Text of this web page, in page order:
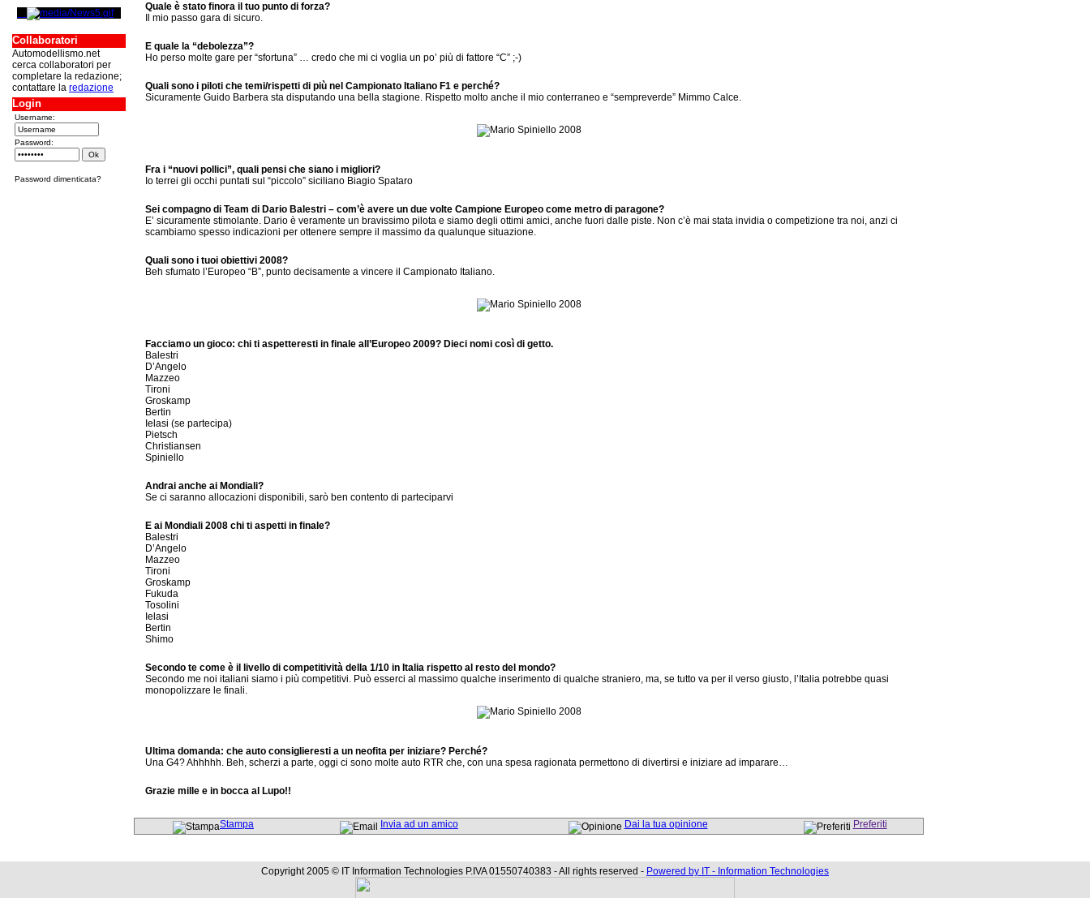
Collaboratori
Automodellismo.net
cerca collaboratori per
completare la redazione;
contattare la redazione
Login
Username:
Password:
Password dimenticata?
Quale è stato finora il tuo punto di forza?
Il mio passo gara di sicuro.
E quale la “debolezza”?
Ho perso molte gare per “sfortuna” … credo che mi ci voglia un po’ più di fattore “C” ;-)
Quali sono i piloti che temi/rispetti di più nel Campionato Italiano F1 e perché?
Sicuramente Guido Barbera sta disputando una bella stagione. Rispetto molto anche il mio conterraneo e “sempreverde” Mimmo Calce.
Fra i “nuovi pollici”, quali pensi che siano i migliori?
Io terrei gli occhi puntati sul “piccolo” siciliano Biagio Spataro
Sei compagno di Team di Dario Balestri – com’è avere un due volte Campione Europeo come metro di paragone?
E’ sicuramente stimolante. Dario è veramente un bravissimo pilota e siamo degli ottimi amici, anche fuori dalle piste. Non c’è mai stata invidia o competizione tra noi, anzi ci
scambiamo spesso indicazioni per ottenere sempre il massimo da qualunque situazione.
Quali sono i tuoi obiettivi 2008?
Beh sfumato l’Europeo “B”, punto decisamente a vincere il Campionato Italiano.
Facciamo un gioco: chi ti aspetteresti in finale all’Europeo 2009? Dieci nomi così di getto.
Balestri
D’Angelo
Mazzeo
Tironi
Groskamp
Bertin
Ielasi (se partecipa)
Pietsch
Christiansen
Spiniello
Andrai anche ai Mondiali?
Se ci saranno allocazioni disponibili, sarò ben contento di parteciparvi
E ai Mondiali 2008 chi ti aspetti in finale?
Balestri
D’Angelo
Mazzeo
Tironi
Groskamp
Fukuda
Tosolini
Ielasi
Bertin
Shimo
Secondo te come è il livello di competitività della 1/10 in Italia rispetto al resto del mondo?
Secondo me noi italiani siamo i più competitivi. Può esserci al massimo qualche inserimento di qualche straniero, ma, se tutto va per il verso giusto, l’Italia potrebbe quasi
monopolizzare le finali.
Ultima domanda: che auto consiglieresti a un neofita per iniziare? Perché?
Una G4? Ahhhhh. Beh, scherzi a parte, oggi ci sono molte auto RTR che, con una spesa ragionata permettono di divertirsi e iniziare ad imparare…
Grazie mille e in bocca al Lupo!!
Stampa Invia ad un amico Dai la tua opinione Preferiti
Copyright 2005 © IT Information Technologies P.IVA 01550740383 - All rights reserved - Powered by IT - Information Technologies